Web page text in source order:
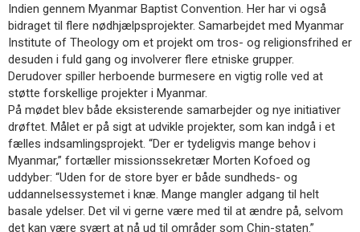
9.0:
Forside
10.0:
Nyheder
11.0:
Kalender
12.0:
Inspiration
13.0:
Værktøjskassen
14.0:
Mission
15.0:
Om
BaptistKirken
16.0:
Kontakt
Næste
indlæg:
Indkaldelse
Indien gennem Myanmar Baptist Convention. Her har vi også
bidraget til flere nødhjælpsprojekter. Samarbejdet med Myanmar
Institute of Theology om et projekt om tros- og religionsfrihed er
desuden i fuld gang og involverer flere etniske grupper.
Derudover spiller herboende burmesere en vigtig rolle ved at
støtte forskellige projekter i Myanmar.
På mødet blev både eksisterende samarbejder og nye initiativer
drøftet. Målet er på sigt at udvikle projekter, som kan indgå i et
fælles indsamlingsprojekt. “Der er tydeligvis mange behov i
Myanmar,” fortæller missionssekretær Morten Kofoed og
uddyber: “Uden for de store byer er både sundheds- og
uddannelsessystemet i knæ. Mange mangler adgang til helt
basale ydelser. Det vil vi gerne være med til at ændre på, selvom
det kan være svært at nå ud til områder som Chin-staten.”